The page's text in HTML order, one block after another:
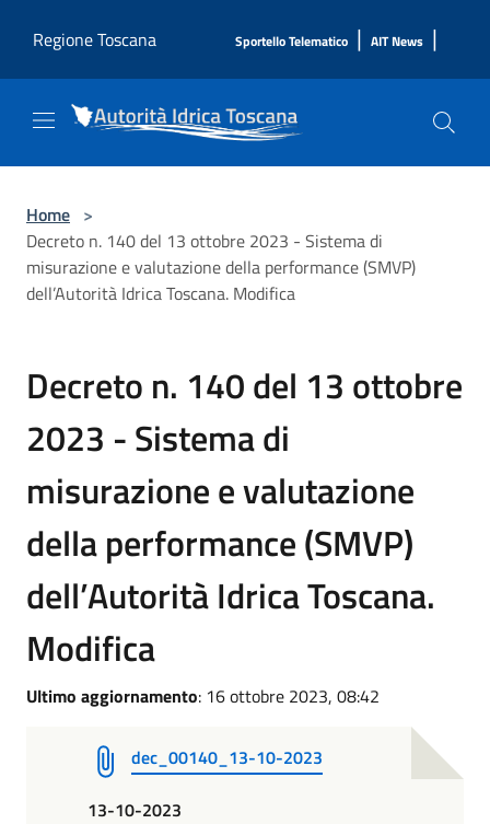
Regione Toscana
Sportello Telematico | AIT News |
Home >
Decreto n. 140 del 13 ottobre 2023 - Sistema di
misurazione e valutazione della performance (SMVP)
dell’Autorità Idrica Toscana. Modifica
Decreto n. 140 del 13 ottobre
2023 - Sistema di
misurazione e valutazione
della performance (SMVP)
dell’Autorità Idrica Toscana.
Modifica
Ultimo aggiornamento: 16 ottobre 2023, 08:42
dec_00140_13-10-2023
13-10-2023